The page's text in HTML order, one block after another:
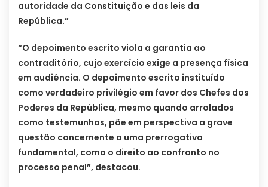
autoridade da Constituição e das leis da
República.”
“O depoimento escrito viola a garantia ao
contraditório, cujo exercício exige a presença física
em audiência. O depoimento escrito instituído
como verdadeiro privilégio em favor dos Chefes dos
Poderes da República, mesmo quando arrolados
como testemunhas, põe em perspectiva a grave
questão concernente a uma prerrogativa
fundamental, como o direito ao confronto no
processo penal”, destacou.